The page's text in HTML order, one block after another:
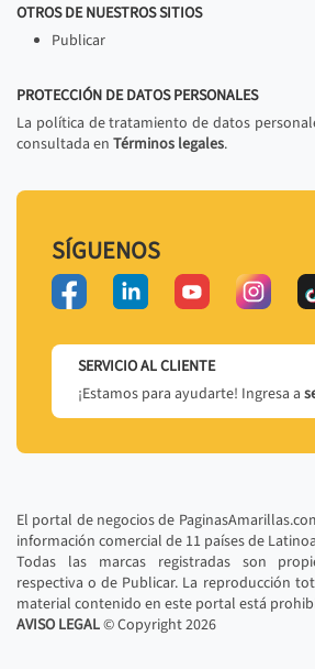
OTROS DE NUESTROS SITIOS
Publicar
PROTECCIÓN DE DATOS PERSONALES
La política de tratamiento de datos
consultada en Términos legales.
SÍGUENOS
SERVICIO AL CLIENTE
¡Estamos para ayudarte! Ingresa a
El portal de negocios de
información comercial de 11 países de
Todas las marcas registradas son
respectiva o de Publicar. La reproducción
material contenido en este portal está
AVISO LEGAL© Copyright2026